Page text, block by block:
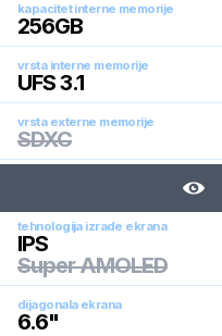
kapacitet interne memorije
256GB
vrsta interne memorije
UFS 3.1
vrsta externe memorije
SDXC
tehnologija izrade ekrana
IPS
Super AMOLED
dijagonala ekrana
6.6"